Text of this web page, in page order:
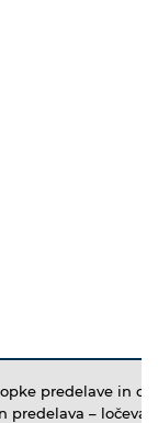
predelave in
predelava –